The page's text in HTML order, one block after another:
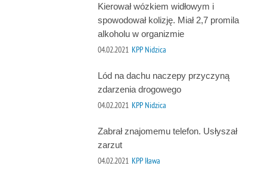
Kierował wózkiem widłowym i
spowodował kolizję. Miał 2,7 promila
alkoholu w organizmie
04.02.2021 KPP Nidzica
Lód na dachu naczepy przyczyną
zdarzenia drogowego
04.02.2021 KPP Nidzica
Zabrał znajomemu telefon. Usłyszał
zarzut
04.02.2021 KPP Iława